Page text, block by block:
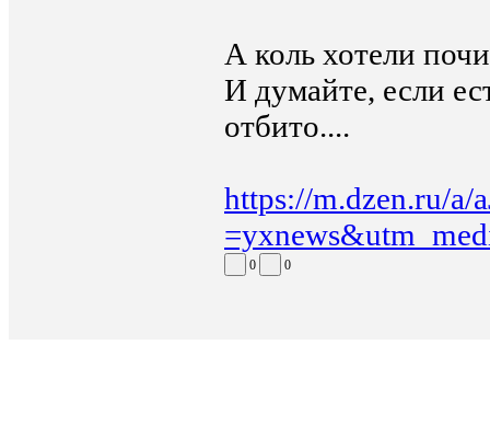
А коль хотели
И думайте, если
отбито....
https://m.dzen.ru/a/
0 0